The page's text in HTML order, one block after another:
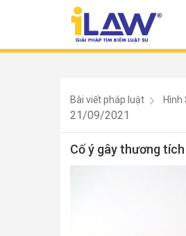
Bài viết pháp luật Hình
21/09/2021
Cố ý gây thương